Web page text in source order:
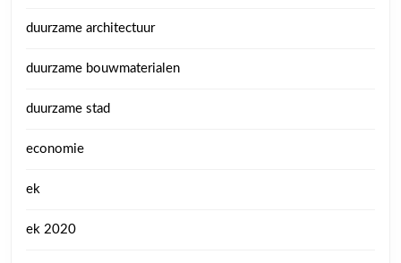
duurzame architectuur
duurzame bouwmaterialen
duurzame stad
economie
ek
ek 2020